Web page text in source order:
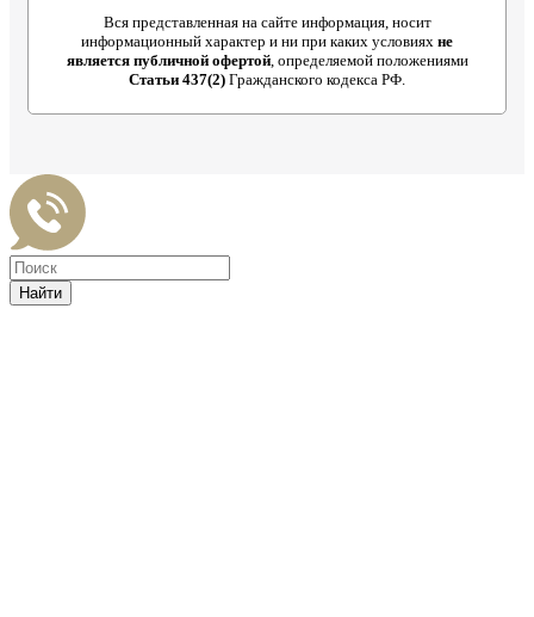
Вся представленная на сайте информация, носит
информационный характер и ни при каких условиях не
является публичной офертой, определяемой положениями
Статьи 437(2) Гражданского кодекса РФ.
Найти